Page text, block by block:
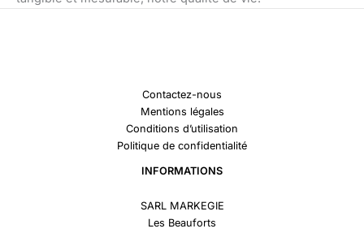
Contactez-nous
Mentions légales
Conditions d’utilisation
Politique de confidentialité
INFORMATIONS
SARL MARKEGIE
Les Beauforts